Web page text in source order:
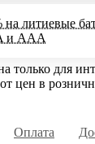
на литиевые
и AAA
только для
цен в
Оплата